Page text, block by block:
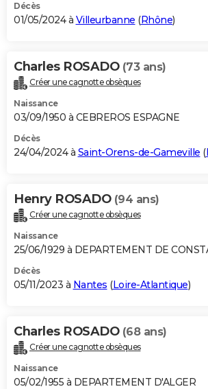
Décès
01/05/2024 à Villeurbanne (Rhône)
Charles ROSADO (73 ans)
Créer une cagnotte obsèques
Naissance
03/09/1950 à CEBREROS ESPAGNE
Décès
24/04/2024 à Saint-Orens-de-Gameville (
Henry ROSADO (94 ans)
Créer une cagnotte obsèques
Naissance
25/06/1929 à DEPARTEMENT DE
Décès
05/11/2023 à Nantes (Loire-Atlantique)
Charles ROSADO (68 ans)
Créer une cagnotte obsèques
Naissance
05/02/1955 à DEPARTEMENT D'ALGER